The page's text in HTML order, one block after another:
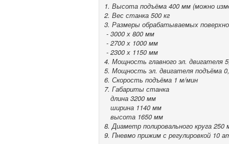
1. Высота подъёма 400 мм (можно
2. Вес станка 500 кг
3. Размеры обрабатываемых
- 3000 х 800 мм
- 2700 х 1000 мм
- 2300 х 1150 мм
4. Мощность главного эл. двигателя
5. Мощность эл. двигателя подъёма
6. Скорость подъёма 1 м/мин
7. Габариты станка
длина 3200 мм
ширина 1140 мм
высота 1650 мм
8. Диаметр полировального круга 250
9. Пневмо прижим с регулировкой 10